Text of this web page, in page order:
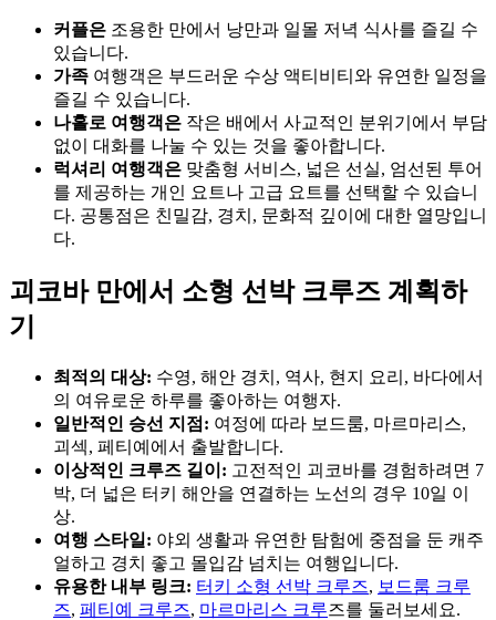
커플은 조용한 만에서 낭만과 일몰 저녁 식사를 즐길 수
있습니다.
가족 여행객은 부드러운 수상 액티비티와 유연한 일정을
즐길 수 있습니다.
나홀로 여행객은 작은 배에서 사교적인 분위기에서 부담
없이 대화를 나눌 수 있는 것을 좋아합니다.
럭셔리 여행객은 맞춤형 서비스, 넓은 선실, 엄선된 투어
를 제공하는 개인 요트나 고급 요트를 선택할 수 있습니
다. 공통점은 친밀감, 경치, 문화적 깊이에 대한 열망입니
다.
괴코바 만에서 소형 선박 크루즈 계획하
기
최적의 대상: 수영, 해안 경치, 역사, 현지 요리, 바다에서
의 여유로운 하루를 좋아하는 여행자.
일반적인 승선 지점: 여정에 따라 보드룸, 마르마리스,
괴섹, 페티예에서 출발합니다.
이상적인 크루즈 길이: 고전적인 괴코바를 경험하려면 7
박, 더 넓은 터키 해안을 연결하는 노선의 경우 10일 이
상.
여행 스타일: 야외 생활과 유연한 탐험에 중점을 둔 캐주
얼하고 경치 좋고 몰입감 넘치는 여행입니다.
유용한 내부 링크: 터키 소형 선박 크루즈, 보드룸 크루
즈, 페티예 크루즈, 마르마리스 크루즈를 둘러보세요.